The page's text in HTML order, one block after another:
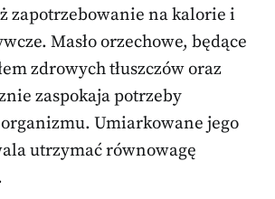
zapotrzebowanie na kalorie i
Masło orzechowe, będące
zdrowych tłuszczów oraz
zaspokaja potrzeby
Umiarkowane jego
utrzymać równowagę